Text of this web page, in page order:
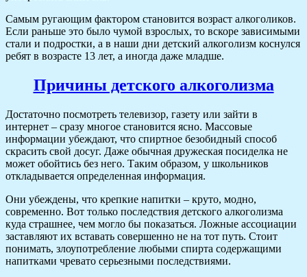
Самым ругающим фактором становится возраст алкоголиков.
Если раньше это было чумой взрослых, то вскоре зависимыми
стали и подростки, а в наши дни детский алкоголизм коснулся
ребят в возрасте 13 лет, а иногда даже младше.
Причины детского алкоголизма
Достаточно посмотреть телевизор, газету или зайти в
интернет – сразу многое становится ясно. Массовые
информации убеждают, что спиртное безобидный способ
скрасить свой досуг. Даже обычная дружеская посиделка не
может обойтись без него. Таким образом, у школьников
откладывается определенная информация.
Они убеждены, что крепкие напитки – круто, модно,
современно. Вот только последствия детского алкоголизма
куда страшнее, чем могло бы показаться. Ложные ассоциации
заставляют их вставать совершенно не на тот путь. Стоит
понимать, злоупотребление любыми спирта содержащими
напитками чревато серьезными последствиями.